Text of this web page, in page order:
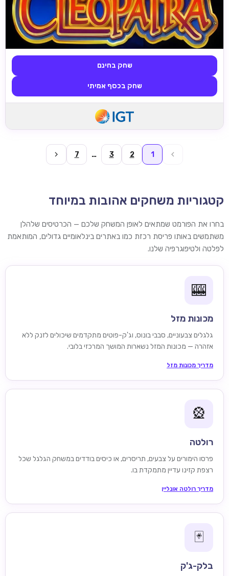
שחק בחינם
שחק בכסף אמיתי
1
2
3
…
7
קטגוריות משחקים אהובות במיוחד
בחרו את הפורמט שמתאים לאופן המשחק שלכם — הכרטיסים שלהלן
משתמשים באותו פריסת רכזת כמו באתרים בינלאומיים גדולים, המותאמת
לפלטה ולטיפוגרפיה שלנו.
🎰
מכונות מזל
גלגלים צבעוניים, סבבי בונוס, וג'ק-פוטים מתקדמים שיכולים לזנק ללא
אזהרה — מכונות המזל נשארות המושך המרכזי בלובי.
מדריך מכונות מזל
🎡
רולטה
פרסו הימורים על צבעים, תריסרים, או כיסים בודדים במשחק הגלגל שכל
רצפת קזינו עדיין מתמקדת בו.
מדריך רולטה אונליין
🃏
בלק-ג'ק